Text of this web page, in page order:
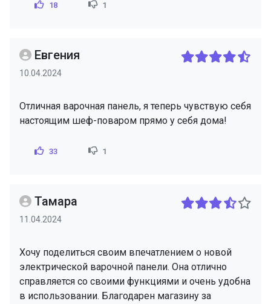
18 1
Евгения
10.04.2024
Отличная варочная панель, я теперь чувствую себя
настоящим шеф-поваром прямо у себя дома!
33 1
Тамара
11.04.2024
Хочу поделиться своим впечатлением о новой
электрической варочной панели. Она отлично
справляется со своими функциями и очень удобна
в использовании. Благодарен магазину за